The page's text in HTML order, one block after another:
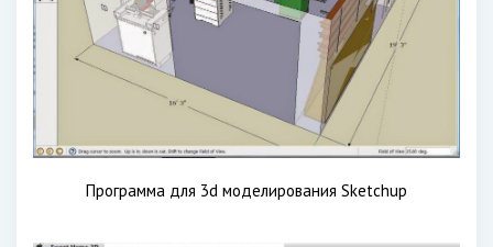
Программа для 3d моделирования Sketchup